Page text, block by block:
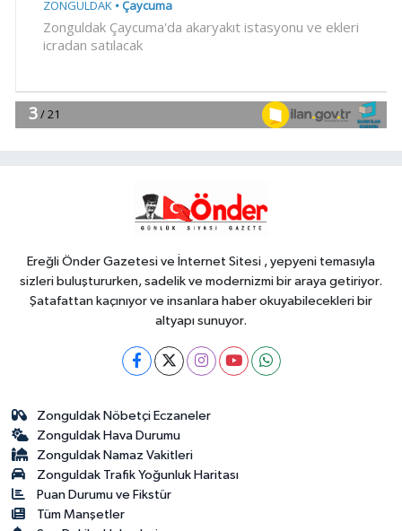
18:52Türk Tarih Kurumu'ndan tarihi
18:48 .
Ereğli Önder Gazetesi ve İnternet Sitesi , yepyeni temasıyla
sizleri buluştururken, sadelik ve modernizmi bir araya getiriyor.
Şatafattan kaçınıyor ve insanlara haber okuyabilecekleri bir
altyapı sunuyor.
Zonguldak Nöbetçi Eczaneler
Zonguldak Hava Durumu
Zonguldak Namaz Vakitleri
Zonguldak Trafik Yoğunluk Haritası
Puan Durumu ve Fikstür
Tüm Manşetler